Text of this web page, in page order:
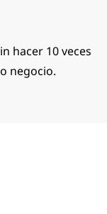
hacer 10 veces
negocio.